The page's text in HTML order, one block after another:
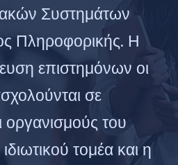
Συστημάτων
Πληροφορικής. Η
επιστημόνων οι
σε
οργανισμούς του
τομέα και η